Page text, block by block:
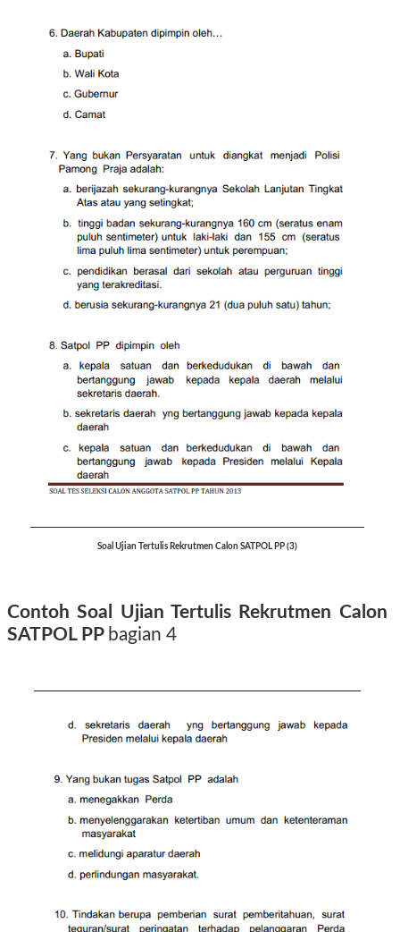
Soal Ujian Tertulis Rekrutmen Calon SATPOL PP (3)
Contoh Soal Ujian Tertulis Rekrutmen Calon
SATPOL PP bagian 4